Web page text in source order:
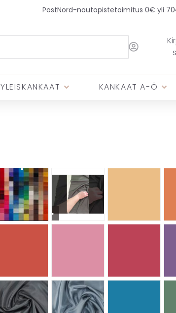
PostNord-noutopistetoimitus 0€ yli
YLEISKANKAAT KANKAAT A-Ö
▶